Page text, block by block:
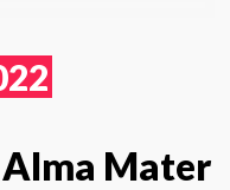
Mater